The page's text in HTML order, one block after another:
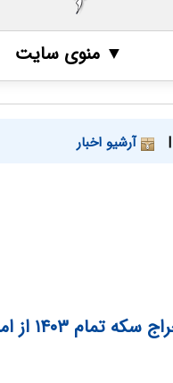
▼ منوی سایت
| آرشیو اخبار
تمام ۱۴۰۳ از امروز+شرایط